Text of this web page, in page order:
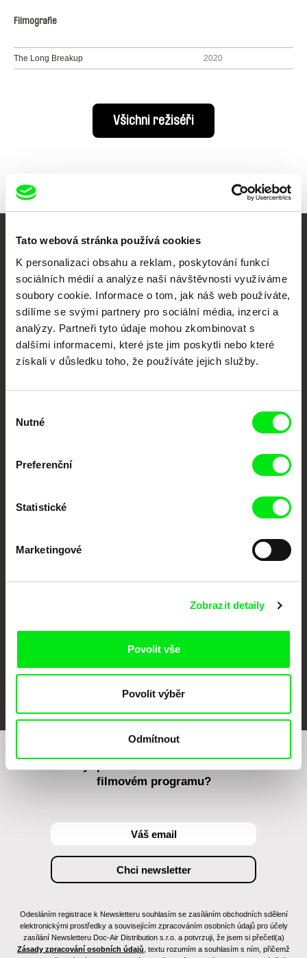
Tato webová stránka používá cookies
K personalizaci obsahu a reklam, poskytování funkcí
sociálních médií a analýze naší návštěvnosti využíváme
soubory cookie. Informace o tom, jak náš web používáte,
sdílíme se svými partnery pro sociální média, inzerci a
analýzy. Partneři tyto údaje mohou zkombinovat s
dalšími informacemi, které jste jim poskytli nebo které
získali v důsledku toho, že používáte jejich služby.
souhlasu
Nutné
Preferenční
Statistické
Marketingové
Zobrazit detaily
Povolit vše
Povolit výběr
Odmítnout
Filmografie
The Long Breakup 2020
Všichni režiséři
Vaše online
dokumentární kino
Nové festivalové filmy
každý týden
Portál DAFilms.cz je výsledkem tvůrčí spolupráce 7 klíčových evropských
posouvat hranice dokumentárního filmu, propagovat jeho rozmanitost a
CPH:DOX DOK Leipzig
filmovém programu?
Odesláním registrace k Newsletteru souhlasím se zasíláním obchodních sdělení
elektronickými prostředky a souvisejícím zpracováním osobních údajů pro účely
zasílání Newsletteru Doc-Air Distribution s.r.o. a potvrzuji, že jsem si přečetl(a)
Zásady zpracování osobních údajů , textu rozumím a souhlasím s ním, přičemž